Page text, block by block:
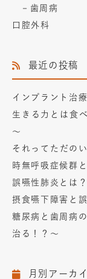
歯周病
口腔外科
最近の投稿
インプラント治
生きる力とは食
～
それってただの
時無呼吸症候群
誤嚥性肺炎とは
摂食嚥下障害と
糖尿病と歯周病
治る！？～
月別アーカ